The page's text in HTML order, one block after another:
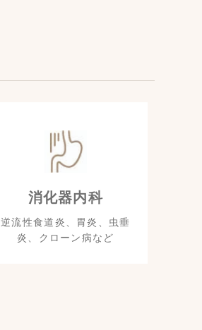
消化器内科
逆流性食道炎、胃炎、虫垂
炎、クローン病など